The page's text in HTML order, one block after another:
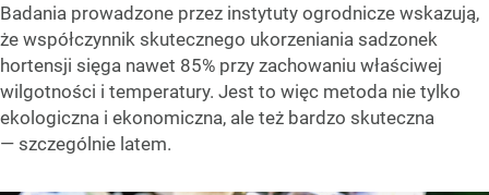
Badania prowadzone przez instytuty ogrodnicze wskazują,
że współczynnik skutecznego ukorzeniania sadzonek
hortensji sięga nawet 85% przy zachowaniu właściwej
wilgotności i temperatury. Jest to więc metoda nie tylko
ekologiczna i ekonomiczna, ale też bardzo skuteczna
— szczególnie latem.